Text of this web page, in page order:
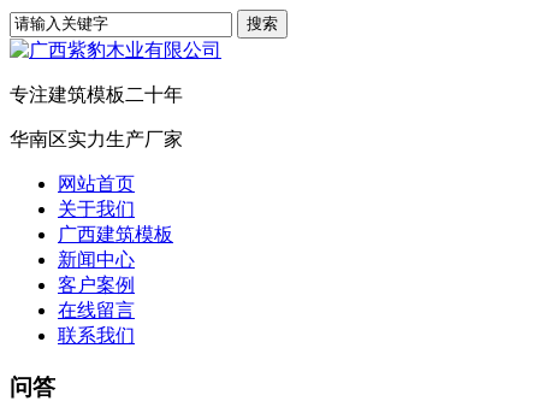
专注建筑模板二十年
华南区实力生产厂家
网站首页
关于我们
广西建筑模板
新闻中心
客户案例
在线留言
联系我们
问答